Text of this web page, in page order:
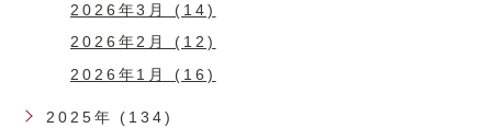
2026年3月 (14)
2026年2月 (12)
2026年1月 (16)
2025年 (134)